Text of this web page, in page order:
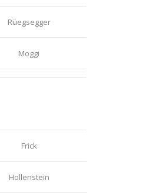
Rüegsegger
Moggi
Frick
Hollenstein